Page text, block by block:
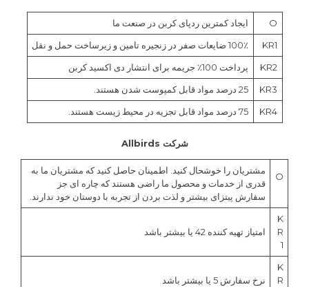
O
ایجاد کمترین ردپای کربن در صنعت ما
KR1
100٪ ضایعات صفر در زنجیره تامین و زیرساخت حمل و نقل
KR2
پرداخت 100٪ جریمه برای انتشار دی اکسید کربن
KR3
25 درصد مواد قابل کمپوست شدن هستند.
KR4
75 درصد مواد قابل تجزیه در محیط زیست هستند.
شرکت Allbirds
O
مشتریان را خوشحال کنید. اطمینان حاصل کنید که مشتریان ما به
قدری از خدمات و محصول ما راضی هستند که چاره ای جز
سفارش پیتزای بیشتر و لذت بردن از تجربه با دوستان خود ندارند.
K
R
1
امتیاز تهیه کننده 42 یا بیشتر باشد
K
R
نرخ سفارش 5 یا بیشتر باشد